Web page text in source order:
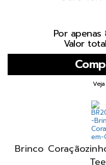
Por apenas
Valor
Brinco